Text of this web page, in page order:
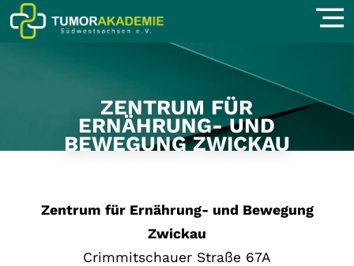
ZENTRUM FÜR
ERNÄHRUNG- UND
BEWEGUNG ZWICKAU
Zentrum für Ernährung- und Bewegung
Zwickau
Crimmitschauer Straße 67A